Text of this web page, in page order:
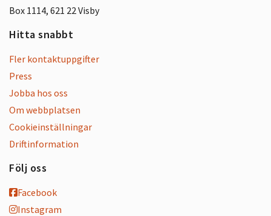
Box 1114, 621 22 Visby
Hitta snabbt
Fler kontaktuppgifter
Press
Jobba hos oss
Om webbplatsen
Cookieinställningar
Driftinformation
Följ oss
Facebook
Instagram